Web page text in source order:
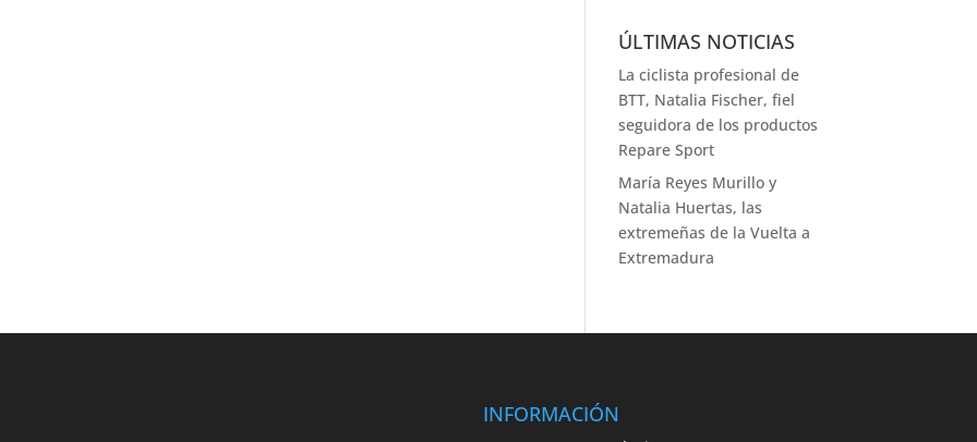
ÚLTIMAS NOTICIAS
La ciclista profesional de
BTT, Natalia Fischer, fiel
seguidora de los productos
Repare Sport
María Reyes Murillo y
Natalia Huertas, las
extremeñas de la Vuelta a
Extremadura
INFORMACIÓN